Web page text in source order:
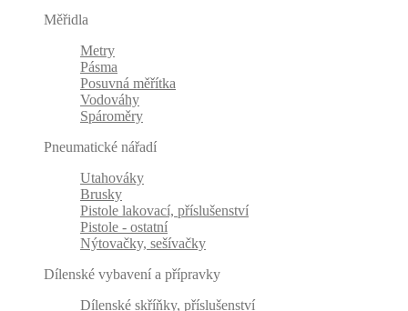
Měřidla
Metry
Pásma
Posuvná měřítka
Vodováhy
Spároměry
Pneumatické nářadí
Utahováky
Brusky
Pistole lakovací, příslušenství
Pistole - ostatní
Nýtovačky, sešívačky
Dílenské vybavení a přípravky
Dílenské skříňky, příslušenství